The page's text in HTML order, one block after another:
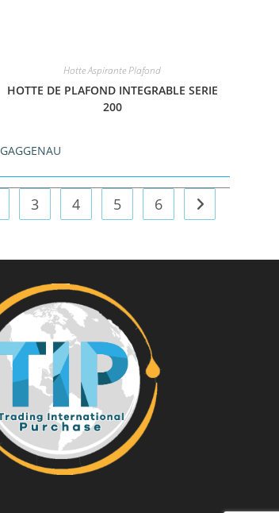
Hotte Aspirante Plafond
HOTTE DE PLAFOND INTEGRABLE SERIE
200
GAGGENAU
3 4 5 6